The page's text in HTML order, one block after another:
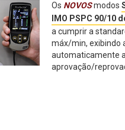
Os NOVOSmodos
IMO PSPC 90/10
a cumprir a
máx/min, exibindo
automaticamente
aprovação/